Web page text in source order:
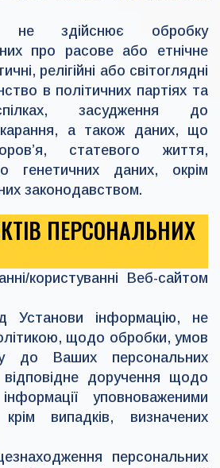
не здійснює обробку
про расове або етнічне
релігійні або світоглядні
в політичних партіях та
засудження до
а також даних, що
статевого життя,
генетичних даних, окрім
законодавством.
ПЕРСОНАЛЬНИХ
користуванні Веб-сайтом
Установи інформацію, не
щодо обробки, умов
до Ваших персональних
доручення щодо
уповноваженими
випадків, визначених
персональних